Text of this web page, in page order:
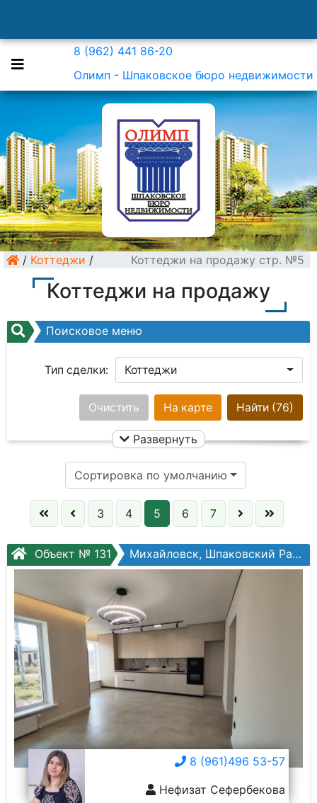
8 (962) 441 86-20
Олимп - Шпаковское бюро недвижимости
/ Коттеджи / Коттеджи на продажу стр. №5
Коттеджи на продажу
Поисковое меню
Тип сделки: Коттеджи
Город: Ничего не выбрано
Площадь общая:
Кол. комнат:
Сотки:
Цена:
Найти (76)
На карте
Очистить
Развернуть
Сортировка по умолчанию
3 4 5 6 7
Объект № 131 Михайловск, Шпаковский Район, Нахимова ул.
8 (961)496 53-57
Нефизат Сефербекова